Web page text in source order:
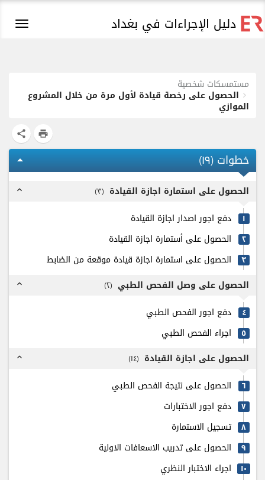
دليل الإجراءات في بغداد
مستمسكات شخصية
الحصول على رخصة قيادة لأول مرة من خلال المشروع
الموازي
print
share
خطوات (۱٩)
arrow_drop_up
الحصول على استمارة اجازة القيادة (٣)
expand_less
۱ دفع اجور اصدار اجازة القيادة
٢ الحصول على أستمارة اجازة القيادة
٣
الحصول على استمارة اجازة قيادة موقعة من الضابط
الحصول على وصل الفحص الطبي (٢)
expand_less
٤ دفع اجور الفحص الطبي
٥
اجراء الفحص الطبي
الحصول على اجازة القيادة (۱٤)
expand_less
٦ الحصول على نتيجة الفحص الطبي
٧ دفع اجور الاختبارات
٨ تسجيل الاستمارة
٩ الحصول على تدريب الاسعافات الاولية
۱٠ اجراء الاختبار النظري